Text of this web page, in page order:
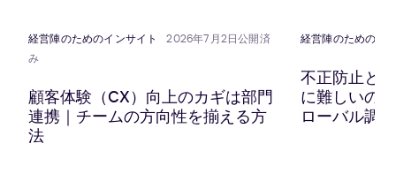
ボ
に
コ
ピ
経営陣のためのインサイト
2026年7月2日公開済
み
顧客体験（CX）向上のカギは部門
連携｜チームの方向性を揃える方
法
経営陣のためのイ
不正防止と
に難しいの
ローバル調